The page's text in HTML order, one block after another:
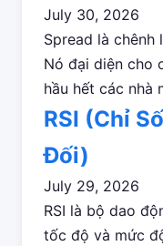
July 30, 2026
Spread là chênh
Nó đại diện cho
hầu hết các nhà
RSI (Chỉ
Đối)
July 29, 2026
RSI là bộ dao
tốc độ và mức